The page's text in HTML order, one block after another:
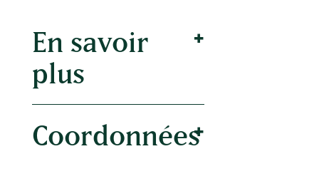
En savoir
plus
Coordonnées